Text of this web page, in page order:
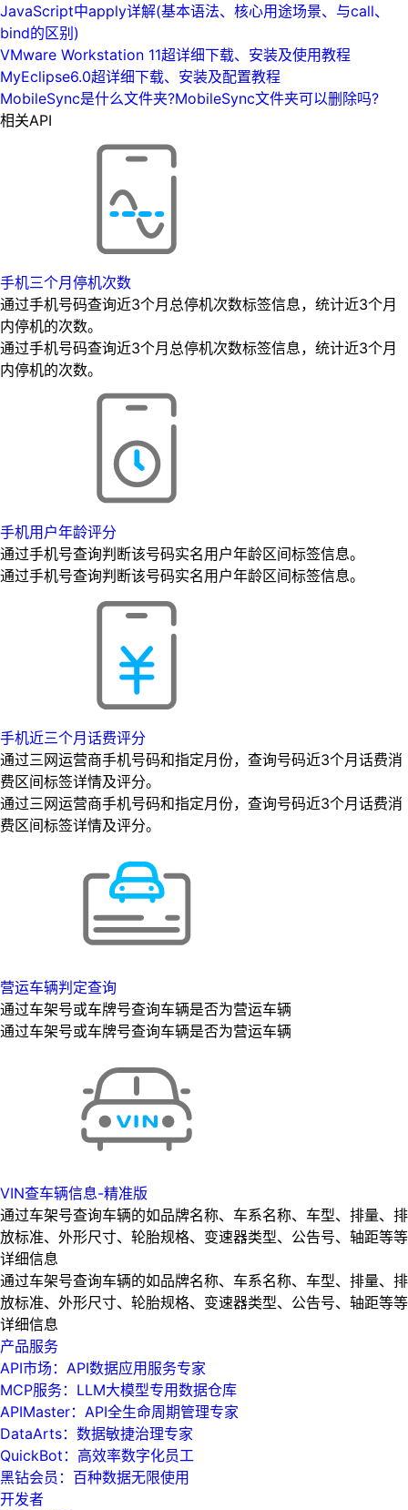
JavaScript中apply详解(基本语法、核心用途场景、与call、
bind的区别)
VMware Workstation 11超详细下载、安装及使用教程
MyEclipse6.0超详细下载、安装及配置教程
MobileSync是什么文件夹?MobileSync文件夹可以删除吗?
相关API
手机三个月停机次数
通过手机号码查询近3个月总停机次数标签信息，统计近3个月
内停机的次数。
通过手机号码查询近3个月总停机次数标签信息，统计近3个月
内停机的次数。
手机用户年龄评分
通过手机号查询判断该号码实名用户年龄区间标签信息。
通过手机号查询判断该号码实名用户年龄区间标签信息。
手机近三个月话费评分
通过三网运营商手机号码和指定月份，查询号码近3个月话费消
费区间标签详情及评分。
通过三网运营商手机号码和指定月份，查询号码近3个月话费消
费区间标签详情及评分。
营运车辆判定查询
通过车架号或车牌号查询车辆是否为营运车辆
通过车架号或车牌号查询车辆是否为营运车辆
VIN查车辆信息-精准版
通过车架号查询车辆的如品牌名称、车系名称、车型、排量、排
放标准、外形尺寸、轮胎规格、变速器类型、公告号、轴距等等
详细信息
通过车架号查询车辆的如品牌名称、车系名称、车型、排量、排
放标准、外形尺寸、轮胎规格、变速器类型、公告号、轴距等等
详细信息
产品服务
API市场：API数据应用服务专家
MCP服务：LLM大模型专用数据仓库
APIMaster：API全生命周期管理专家
DataArts：数据敏捷治理专家
QuickBot：高效率数字化员工
黑钻会员：百种数据无限使用
开发者